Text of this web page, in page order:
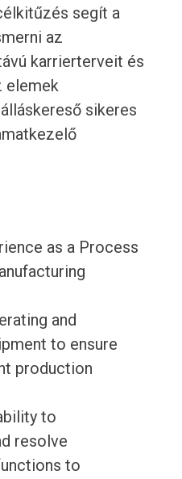
segít a
az
karrierterveit és
elemek
sikeres
as a Process
and
to ensure
production
to
resolve
to